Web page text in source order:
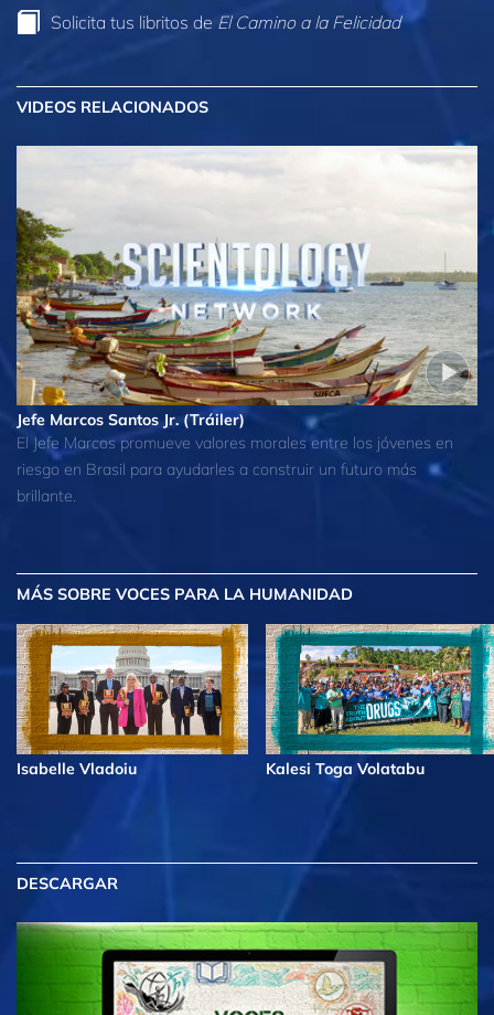
Solicita tus libritos de El Camino a la Felicidad
VIDEOS RELACIONADOS
Jefe Marcos Santos Jr. (Tráiler)
El Jefe Marcos promueve valores morales entre los jóvenes en
riesgo en Brasil para ayudarles a construir un futuro más
brillante.
MÁS SOBRE VOCES PARA LA HUMANIDAD
Isabelle Vladoiu Kalesi Toga Volatabu
DESCARGAR